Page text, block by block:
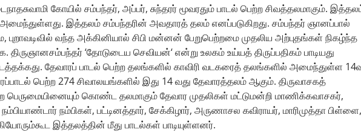
கோயில் சம்பந்தர், அப்பர், சுந்தரர் மூவரதும் பாடல் பெற்ற சிவத்தலமாகும்.
அமைந்துள்ளது. இத்தலம் சம்பந்தரின் அவதாரத் தலம் எனப்படுகிறது. சம்பந்தர் ஞானப்பால்
வந்த அக்கினியால் சிபி மன்னன் பேறுபெற்றமை முதலிய அற்புதங்கள் நிகழ்ந்த
‘தோடுடைய செவியன்‘ என்று உலகம் உய்யத் திருப்பதிகம் பாடியது
தேவாரப் பாடல் பெற்ற தலங்களில் காவிரி வடகரைத் தலங்களில் அமைந்துள்ள
பெற்ற 274 சிவாலயங்களில் இது 14 வது தேவாரத்தலம் ஆகும். திருவாசகத்
பெருமையினையும் கொண்ட தலமாகும் தேவார முதலிகள் மட்டுமன்றி மாணிக்கவாசகர்,
நம்பிகள், பட்டினத்தார், சேக்கிழார், அருணாசல கவிராயர், மாரிமுத்தா பிள்ளை,
இத்தலத்தின் மீது பாடல்கள் பாடியுள்ளனர்.